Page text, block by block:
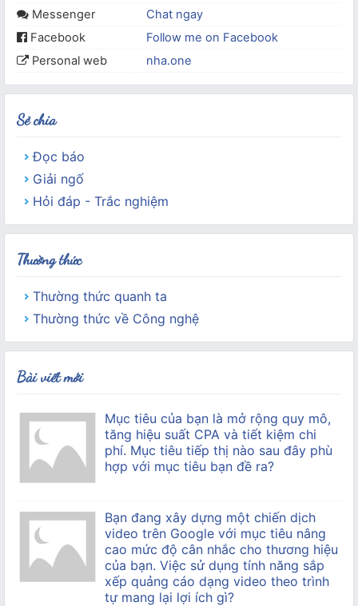
Messenger
Chat ngay
Facebook
Follow me on Facebook
Personal web
nha.one
Sẻ chia
Đọc báo
Giải ngố
Hỏi đáp - Trắc nghiệm
Thường thức
Thường thức quanh ta
Thường thức về Công nghệ
Bài viết mới
Mục tiêu của bạn là mở rộng quy mô,
tăng hiệu suất CPA và tiết kiệm chi
phí. Mục tiêu tiếp thị nào sau đây phù
hợp với mục tiêu bạn đề ra?
Bạn đang xây dựng một chiến dịch
video trên Google với mục tiêu nâng
cao mức độ cân nhắc cho thương hiệu
của bạn. Việc sử dụng tính năng sắp
xếp quảng cáo dạng video theo trình
tự mang lại lợi ích gì?